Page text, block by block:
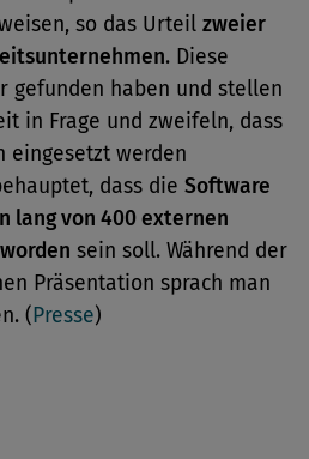
so das Urteil zweier
. Diese
gefunden haben und stellen
in Frage und zweifeln, dass
eingesetzt werden
dass die Software
lang von 400 externen
sein soll. Während der
Präsentation sprach man
( Presse)